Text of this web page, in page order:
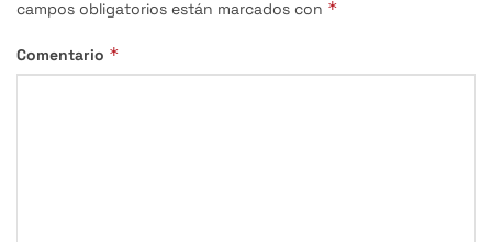
campos obligatorios están marcados con *
Comentario *